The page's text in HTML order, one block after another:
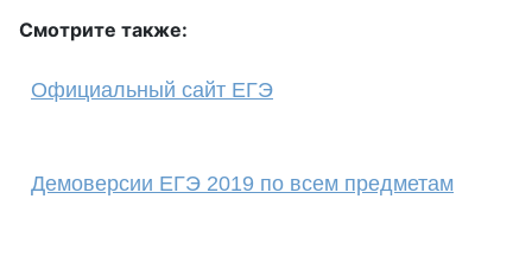
Смотрите также:
Официальный сайт ЕГЭ
Демоверсии ЕГЭ 2019 по всем предметам